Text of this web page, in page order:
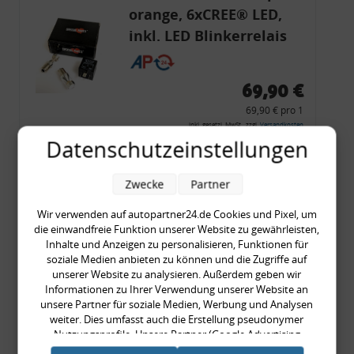
orange, 6xCREE® LED,
inkl. LED Blinkerrelais
CF 14
69,90 €
69,90 € pro 1
inkl. gesetzl. MwSt., zzgl.Versandkosten
Merkzettel
Zum Artikel
Rückleuchtenband mit
Blinker, rot, US-Ecken,
Audi 80 Cabrio, Typ 89,
OE-Nr.: 8G0945225 +
8G0945225C
999,99 €
Datenschutzeinstellungen
Wir verwenden auf autopartner24.de Cookies und Pixel, um
die einwandfreie Funktion unserer Website zu gewährleisten,
Inhalte und Anzeigen zu personalisieren, Funktionen für
soziale Medien anbieten zu können und die Zugriffe auf
unserer Website zu analysieren. Außerdem geben wir
Informationen zu Ihrer Verwendung unserer Website an
unsere Partner für soziale Medien, Werbung und Analysen
weiter. Dies umfasst auch die Erstellung pseudonymer
Nutzungsprofile. Unsere Partner (Google Advertising
Products) führen diese Informationen möglicherweise mit
Zwecke Partner